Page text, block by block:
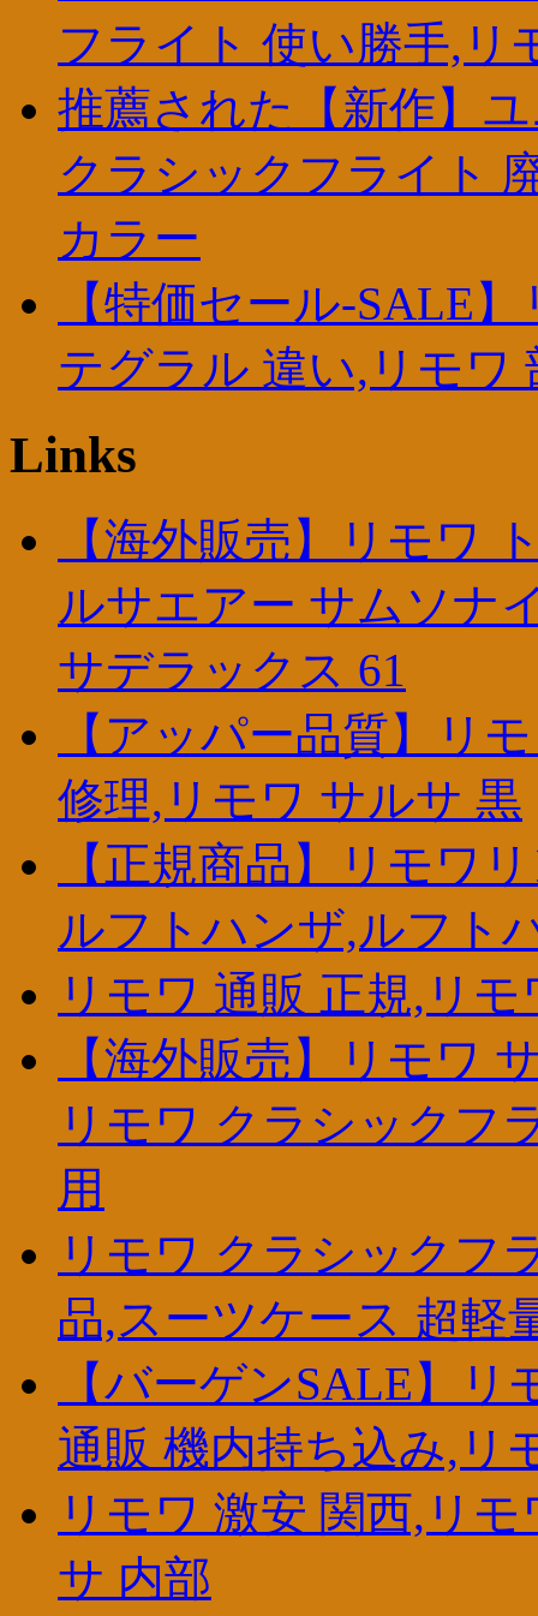
フライト 使い勝手,リ
推薦された【新作】
クラシックフライト
カラー
【特価セール-SALE
テグラル 違い,リモワ
Links
【海外販売】リモワ
ルサエアー サムソナ
サデラックス 61
【アッパー品質】リ
修理,リモワ サルサ 黒
【正規商品】リモワ
ルフトハンザ,ルフト
リモワ 通販 正規,リ
【海外販売】リモワ
リモワ クラシックフ
用
リモワ クラシックフ
品,スーツケース 超軽
【バーゲンSALE】
通販 機内持ち込み,リ
リモワ 激安 関西,リ
サ 内部